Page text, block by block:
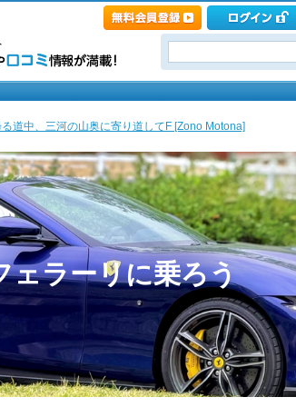
道中、三河の山奥に寄り道してF [Zono Motona]
ェラーリに乗ろう